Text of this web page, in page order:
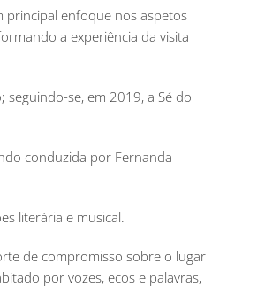
principal enfoque nos aspetos
a experiência da visita
seguindo-se, em 2019, a Sé do
conduzida por Fernanda
literária e musical.
de compromisso sobre o lugar
por vozes, ecos e palavras,